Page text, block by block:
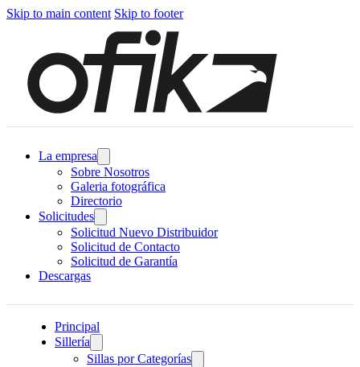
Skip to main content Skip to footer
La empresa
Sobre Nosotros
Galeria fotográfica
Directorio
Solicitudes
Solicitud Nuevo Distribuidor
Solicitud de Contacto
Solicitud de Garantía
Descargas
Principal
Sillería
Sillas por Categorías